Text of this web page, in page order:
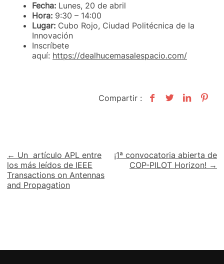
Fecha: Lunes, 20 de abril
Hora: 9:30 – 14:00
Lugar: Cubo Rojo, Ciudad Politécnica de la
Innovación
Inscríbete
aquí: https://dealhucemasalespacio.com/
Compartir :
Navegación
de
entradas
← Un artículo APL entre
los más leídos de IEEE
Transactions on Antennas
and Propagation
¡1ª convocatoria abierta de
COP-PILOT Horizon! →